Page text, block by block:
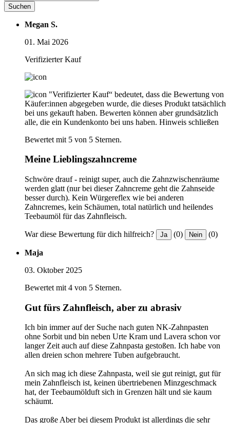
Suchen
Megan S.
01. Mai 2026
Verifizierter Kauf
"Verifizierter Kauf“ bedeutet, dass die Bewertung von
Käufer:innen abgegeben wurde, die dieses Produkt tatsächlich
bei uns gekauft haben. Bewerten können aber grundsätzlich
alle, die ein Kundenkonto bei uns haben. Hinweis schließen
Bewertet mit 5 von 5 Sternen.
Meine Lieblingszahncreme
Schwöre drauf - reinigt super, auch die Zahnzwischenräume
werden glatt (nur bei dieser Zahncreme geht die Zahnseide
besser durch). Kein Würgereflex wie bei anderen
Zahncremes, kein Schäumen, total natürlich und heilendes
Teebaumöl für das Zahnfleisch.
War diese Bewertung für dich hilfreich? Ja (0) Nein (0)
Maja
03. Oktober 2025
Bewertet mit 4 von 5 Sternen.
Gut fürs Zahnfleisch, aber zu abrasiv
Ich bin immer auf der Suche nach guten NK-Zahnpasten
ohne Sorbit und bin neben Urte Kram und Lavera schon vor
langer Zeit auch auf diese Zahnpasta gestoßen. Ich habe von
allen dreien schon mehrere Tuben aufgebraucht.
An sich mag ich diese Zahnpasta, weil sie gut reinigt, gut für
mein Zahnfleisch ist, keinen übertriebenen Minzgeschmack
hat, der Teebaumölduft sich in Grenzen hält und sie kaum
schäumt.
Das große Aber bei diesem Produkt ist allerdings die sehr